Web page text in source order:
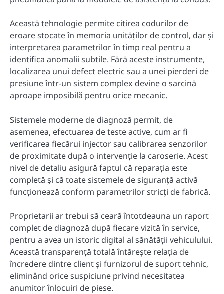
Această tehnologie permite citirea codurilor de
eroare stocate în memoria unităților de control, dar și
interpretarea parametrilor în timp real pentru a
identifica anomalii subtile. Fără aceste instrumente,
localizarea unui defect electric sau a unei pierderi de
presiune într-un sistem complex devine o sarcină
aproape imposibilă pentru orice mecanic.
Sistemele moderne de diagnoză permit, de
asemenea, efectuarea de teste active, cum ar fi
verificarea fiecărui injector sau calibrarea senzorilor
de proximitate după o intervenție la caroserie. Acest
nivel de detaliu asigură faptul că reparația este
completă și că toate sistemele de siguranță activă
funcționează conform parametrilor stricți de fabrică.
Proprietarii ar trebui să ceară întotdeauna un raport
complet de diagnoză după fiecare vizită în service,
pentru a avea un istoric digital al sănătății vehiculului.
Această transparență totală întărește relația de
încredere dintre client și furnizorul de suport tehnic,
eliminând orice suspiciune privind necesitatea
anumitor înlocuiri de piese.